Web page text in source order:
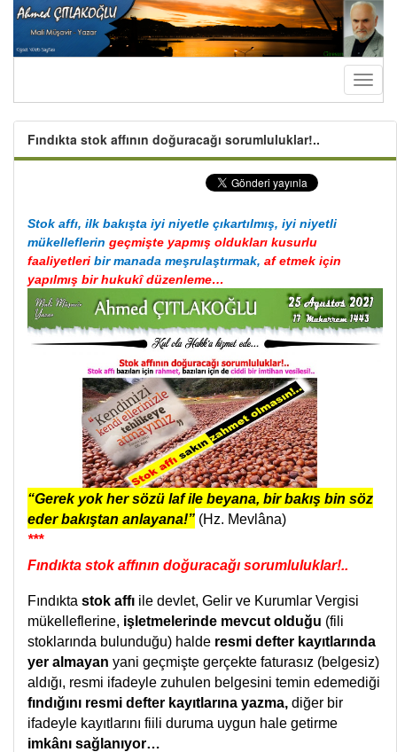
Fındıkta stok affının doğuracağı sorumluluklar!..
Stok affı, ilk bakışta iyi niyetle çıkartılmış, iyi niyetli
mükelleflerin geçmişte yapmış oldukları kusurlu
faaliyetleri bir manada meşrulaştırmak, af etmek için
yapılmış bir hukukî düzenleme…
“Gerek yok her sözü laf ile beyana, bir bakış bin söz
eder bakıştan anlayana!” (Hz. Mevlâna)
***
Fındıkta stok affının doğuracağı sorumluluklar!..
Fındıkta stok affı ile devlet, Gelir ve Kurumlar Vergisi
mükelleflerine, işletmelerinde mevcut olduğu (fili
stoklarında bulunduğu) halde resmi defter kayıtlarında
yer almayan yani geçmişte gerçekte faturasız (belgesiz)
aldığı, resmi ifadeyle zuhulen belgesini temin edemediği
fındığını resmi defter kayıtlarına yazma, diğer bir
ifadeyle kayıtlarını fiili duruma uygun hale getirme
imkânı sağlanıyor…